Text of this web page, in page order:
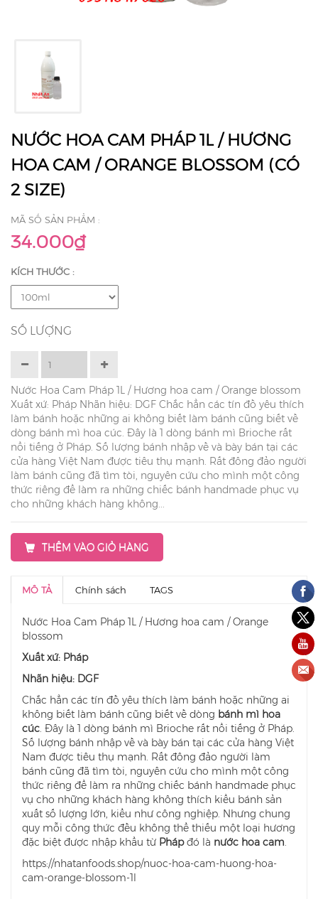
NƯỚC HOA CAM PHÁP 1L / HƯƠNG
HOA CAM / ORANGE BLOSSOM (CÓ
2 SIZE)
MÃ SỐ SẢN PHẨM :
34.000₫
KÍCH THƯỚC :
SỐ LƯỢNG
Nước Hoa Cam Pháp 1L / Hương hoa cam / Orange blossom
Xuất xứ: Pháp Nhãn hiệu: DGF Chắc hẳn các tín đồ yêu thích
làm bánh hoặc những ai không biết làm bánh cũng biết về
dòng bánh mì hoa cúc. Đây là 1 dòng bánh mì Brioche rất
nổi tiếng ở Pháp. Số lượng bánh nhập về và bày bán tại các
cửa hàng Việt Nam được tiêu thụ mạnh. Rất đông đảo người
làm bánh cũng đã tìm tòi, nguyên cứu cho mình một công
thức riêng để làm ra những chiếc bánh handmade phục vụ
cho những khách hàng không...
THÊM VÀO GIỎ HÀNG
MÔ TẢ Chính sách TAGS
Nước Hoa Cam Pháp 1L / Hương hoa cam / Orange
blossom
Xuất xứ: Pháp
Nhãn hiệu: DGF
Chắc hẳn các tín đồ yêu thích làm bánh hoặc những ai
không biết làm bánh cũng biết về dòng bánh mì hoa
cúc. Đây là 1 dòng bánh mì Brioche rất nổi tiếng ở Pháp.
Số lượng bánh nhập về và bày bán tại các cửa hàng Việt
Nam được tiêu thụ mạnh. Rất đông đảo người làm
bánh cũng đã tìm tòi, nguyên cứu cho mình một công
thức riêng để làm ra những chiếc bánh handmade phục
vụ cho những khách hàng không thích kiểu bánh sản
xuất số lượng lớn, kiểu như công nghiệp. Nhưng chung
quy mỗi công thức đều không thể thiếu một loại hương
đặc biệt được nhập khẩu từ Phápđó là nước hoa cam.
https://nhatanfoods.shop/nuoc-hoa-cam-huong-hoa-
cam-orange-blossom-1l